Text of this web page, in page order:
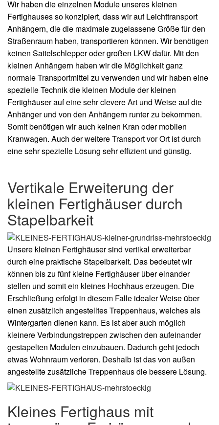
Wir haben die einzelnen Module unseres kleinen
Fertighauses so konzipiert, dass wir auf Leichttransport
Anhängern, die die maximale zugelassene Größe für den
Straßenraum haben, transportieren können. Wir benötigen
keinen Sattelschlepper oder großen LKW dafür. Mit den
kleinen Anhängern haben wir die Möglichkeit ganz
normale Transportmittel zu verwenden und wir haben eine
spezielle Technik die kleinen Module der kleinen
Fertighäuser auf eine sehr clevere Art und Weise auf die
Anhänger und von den Anhängern runter zu bekommen.
Somit benötigen wir auch keinen Kran oder mobilen
Kranwagen. Auch der weitere Transport vor Ort ist durch
eine sehr spezielle Lösung sehr effizient und günstig.
Vertikale Erweiterung der
kleinen Fertighäuser durch
Stapelbarkeit
Unsere kleinen Fertighäuser sind vertikal erweiterbar
durch eine praktische Stapelbarkeit. Das bedeutet wir
können bis zu fünf kleine Fertighäuser über einander
stellen und somit ein kleines Hochhaus erzeugen. Die
Erschließung erfolgt in diesem Falle idealer Weise über
einen zusätzlich angestelltes Treppenhaus, welches als
Wintergarten dienen kann. Es ist aber auch möglich
kleinere Verbindungstreppen zwischen den aufeinander
gestapelten Modulen einzubauen. Dadurch geht jedoch
etwas Wohnraum verloren. Deshalb ist das von außen
angestellte zusätzliche Treppenhaus die bessere Lösung.
Kleines Fertighaus mit